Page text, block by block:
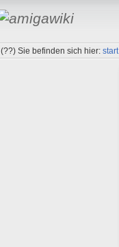
(??)Sie befinden sich hier:start